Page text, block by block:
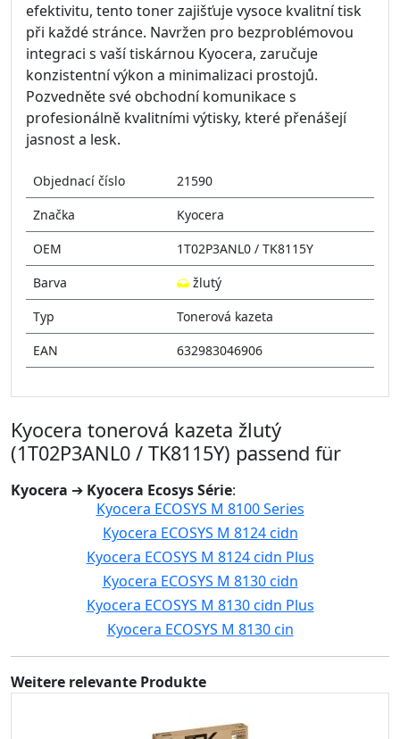
efektivitu, tento toner zajišťuje vysoce kvalitní tisk
při každé stránce. Navržen pro bezproblémovou
integraci s vaší tiskárnou Kyocera, zaručuje
konzistentní výkon a minimalizaci prostojů.
Pozvedněte své obchodní komunikace s
profesionálně kvalitními výtisky, které přenášejí
jasnost a lesk.
Objednací číslo
21590
Značka
Kyocera
OEM
1T02P3ANL0 / TK8115Y
Barva
žlutý
Typ
Tonerová kazeta
EAN
632983046906
Kyocera tonerová kazeta žlutý
(1T02P3ANL0 / TK8115Y) passend für
Kyocera ➔ Kyocera Ecosys Série:
Kyocera ECOSYS M 8100 Series
Kyocera ECOSYS M 8124 cidn
Kyocera ECOSYS M 8124 cidn Plus
Kyocera ECOSYS M 8130 cidn
Kyocera ECOSYS M 8130 cidn Plus
Kyocera ECOSYS M 8130 cin
Weitere relevante Produkte